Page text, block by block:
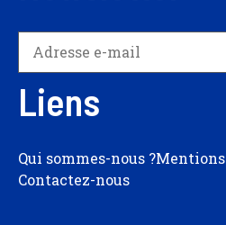
Liens
Qui sommes-nous ?
Contactez-nous